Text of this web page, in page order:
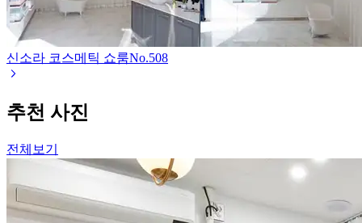
신소라 코스메틱 쇼룸No.508
추천 사진
전체보기